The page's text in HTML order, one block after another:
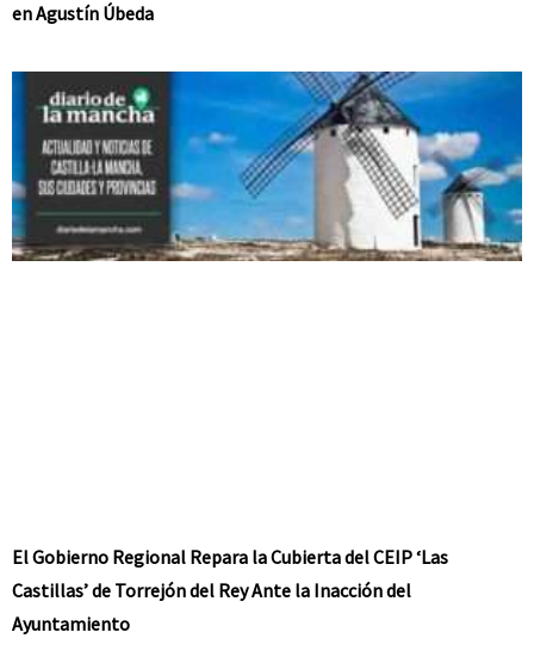
en Agustín Úbeda
El Gobierno Regional Repara la Cubierta del CEIP ‘Las
Castillas’ de Torrejón del Rey Ante la Inacción del
Ayuntamiento